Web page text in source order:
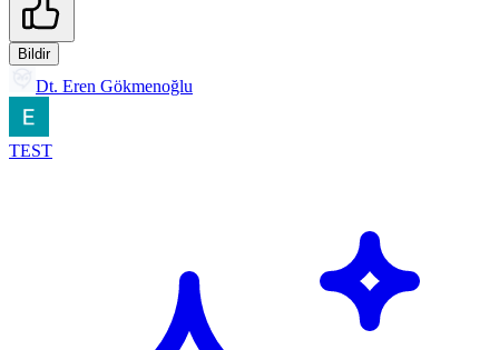
Bildir
Dt. Eren Gökmenoğlu
TEST